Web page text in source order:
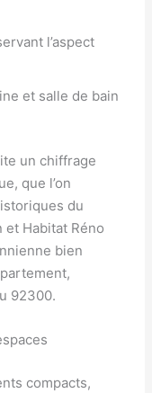
l’aspect
et salle de bain
un chiffrage
que l’on
du
et Habitat Réno
bien
92300.
compacts,